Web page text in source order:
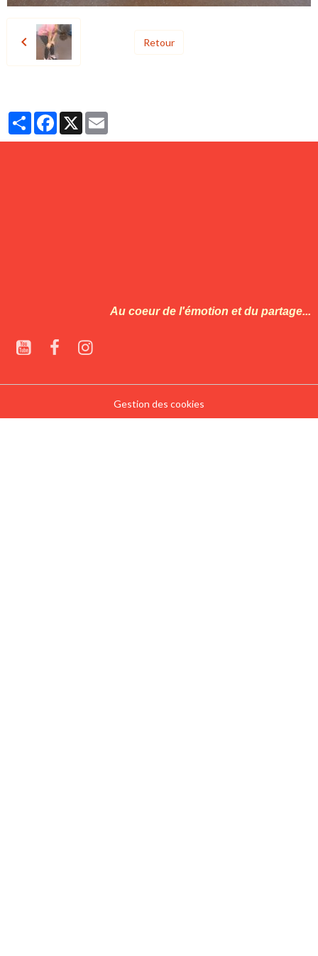
Retour
PartagerFacebook
X
Au coeur de l'émotion et du partage...
Gestion des cookies